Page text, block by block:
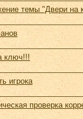
темы "Двери на
ключ!!!
игрока
проверка